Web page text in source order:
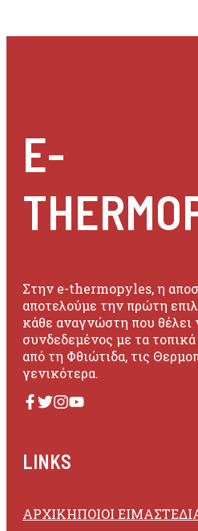
E-
Στην e-thermopyles, η
αποτελούμε την πρώτη
κάθε αναγνώστη που θέλει
συνδεδεμένος με τα τοπικά
από τη Φθιώτιδα, τις
γενικότερα.
LINKS
ΑΡΧΙΚΗΠΟΙΟΙ ΕΙΜΑΣΤΕ